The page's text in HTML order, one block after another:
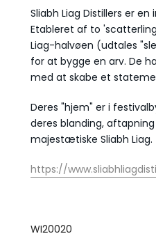
Sliabh Liag Distillers er
Etableret af to
Liag-halvøen (udtales
for at bygge en arv. De
med at skabe et
Deres "hjem" er i
deres blanding,
majestætiske Sliabh Liag.
https://
WI20020